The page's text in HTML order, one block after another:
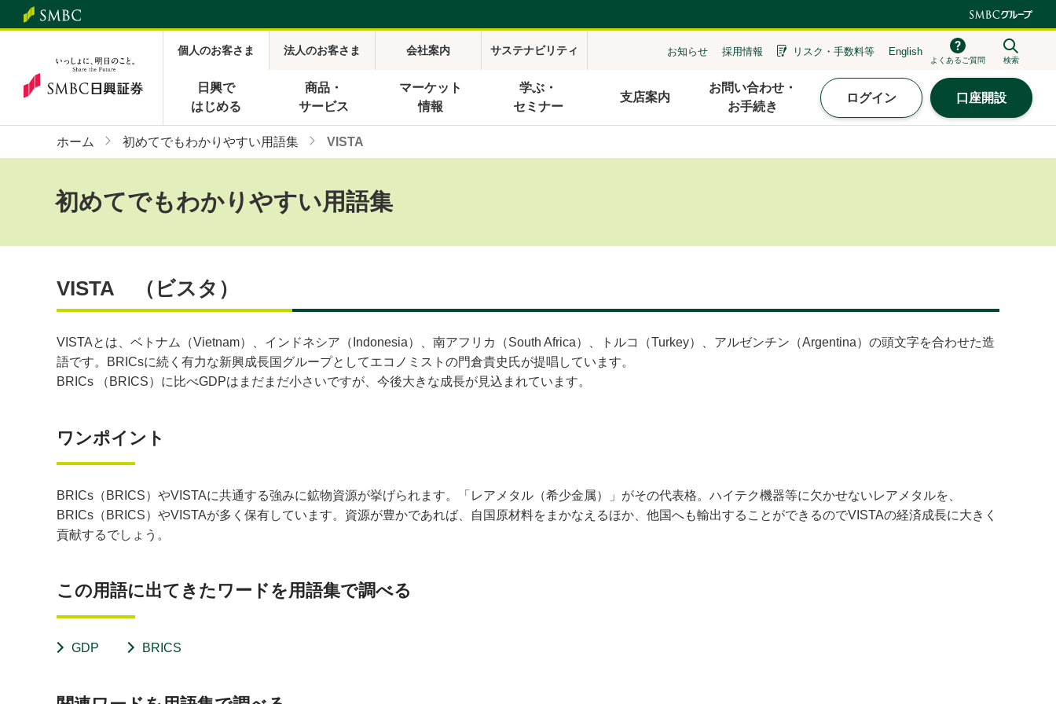
個人のお客さま 法人のお客さま 会社案内 サステナビリティ お知らせ 採用情報 リスク・ 手数料等 English
よくあるご質問 検索
日興で
はじめる
商品・
サービス
マーケット
情報
学ぶ・
セミナー
支店案内
お問い合わせ・
お手続き
ログイン 口座開設
ホーム 初めてでもわかりやすい用語集 VISTA
初めてでもわかりやすい用語集
VISTA （ビスタ）
VISTAとは、ベトナム（Vietnam）、インドネシア（Indonesia）、南アフリカ（South Africa）、トルコ（Turkey）、アルゼンチン（Argentina）の頭文字を合わせた造
語です。BRICsに続く有力な新興成長国グループとしてエコノミストの門倉貴史氏が提唱しています。
BRICs （BRICS）に比べGDPはまだまだ小さいですが、今後大きな成長が見込まれています。
ワンポイント
BRICs（BRICS）やVISTAに共通する強みに鉱物資源が挙げられます。「レアメタル（希少金属）」がその代表格。ハイテク機器等に欠かせないレアメタルを、
BRICs（BRICS）やVISTAが多く保有しています。資源が豊かであれば、自国原材料をまかなえるほか、他国へも輸出することができるのでVISTAの経済成長に大きく
貢献するでしょう。
この用語に出てきたワードを用語集で調べる
GDP BRICS